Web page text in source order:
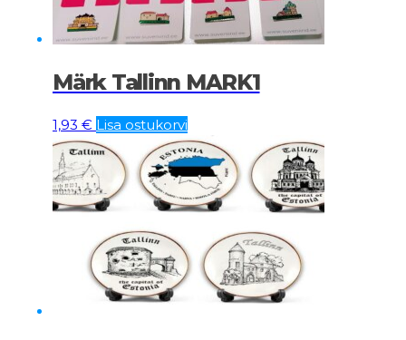
Märk Tallinn MARK1
1,93 € Lisa ostukorvi